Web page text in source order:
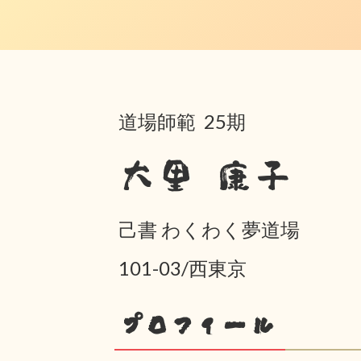
道場師範 25期
大里 康子
己書 わくわく夢道場
101-03/西東京
プロフィール